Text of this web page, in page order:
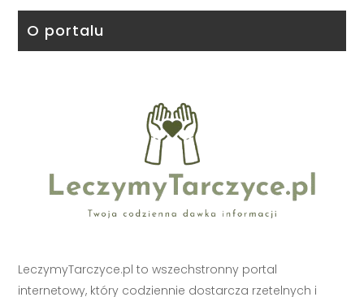
O portalu
LeczymyTarczyce.pl to wszechstronny portal
internetowy, który codziennie dostarcza rzetelnych i